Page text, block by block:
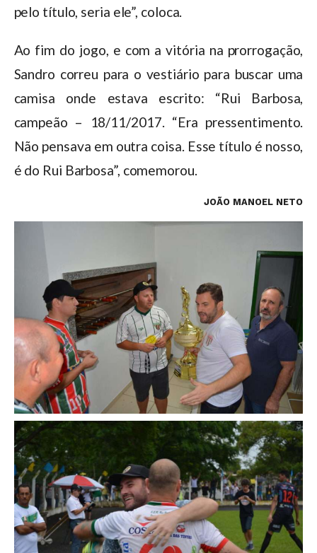
pelo título, seria ele”, coloca.
Ao fim do jogo, e com a vitória na prorrogação,
Sandro correu para o vestiário para buscar uma
camisa onde estava escrito: “Rui Barbosa,
campeão – 18/11/2017. “Era pressentimento.
Não pensava em outra coisa. Esse título é nosso,
é do Rui Barbosa”, comemorou.
JOÃO MANOEL NETO